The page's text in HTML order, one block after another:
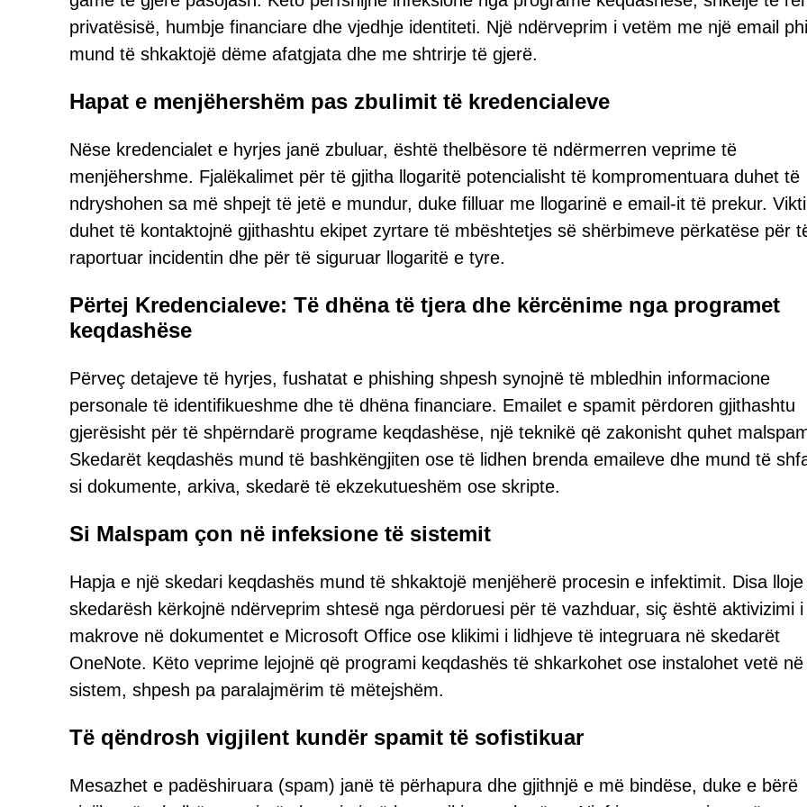
privatësisë, humbje financiare dhe vjedhje identiteti. Një ndërveprim i vetëm me një email
mund të shkaktojë dëme afatgjata dhe me shtrirje të gjerë.
Hapat e menjëhershëm pas zbulimit të kredencialeve
Nëse kredencialet e hyrjes janë zbuluar, është thelbësore të ndërmerren veprime të
menjëhershme. Fjalëkalimet për të gjitha llogaritë potencialisht të kompromentuara duhet të
ndryshohen sa më shpejt të jetë e mundur, duke filluar me llogarinë e email-it të prekur.
duhet të kontaktojnë gjithashtu ekipet zyrtare të mbështetjes së shërbimeve përkatëse për
raportuar incidentin dhe për të siguruar llogaritë e tyre.
Përtej Kredencialeve: Të dhëna të tjera dhe kërcënime nga programet
keqdashëse
Përveç detajeve të hyrjes, fushatat e phishing shpesh synojnë të mbledhin informacione
personale të identifikueshme dhe të dhëna financiare. Emailet e spamit përdoren gjithashtu
gjerësisht për të shpërndarë programe keqdashëse, një teknikë që zakonisht quhet
Skedarët keqdashës mund të bashkëngjiten ose të lidhen brenda emaileve dhe mund të
si dokumente, arkiva, skedarë të ekzekutueshëm ose skripte.
Si Malspam çon në infeksione të sistemit
Hapja e një skedari keqdashës mund të shkaktojë menjëherë procesin e infektimit. Disa lloje
skedarësh kërkojnë ndërveprim shtesë nga përdoruesi për të vazhduar, siç është aktivizimi i
makrove në dokumentet e Microsoft Office ose klikimi i lidhjeve të integruara në skedarët
OneNote. Këto veprime lejojnë që programi keqdashës të shkarkohet ose instalohet vetë në
sistem, shpesh pa paralajmërim të mëtejshëm.
Të qëndrosh vigjilent kundër spamit të sofistikuar
Mesazhet e padëshiruara (spam) janë të përhapura dhe gjithnjë e më bindëse, duke e bërë